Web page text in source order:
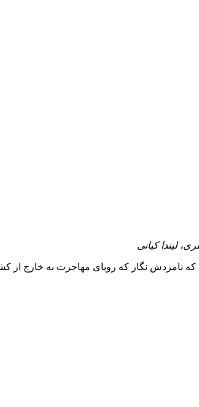
لیندا کیانی
نامزدش نگار که رویای مهاجرت به خارج از